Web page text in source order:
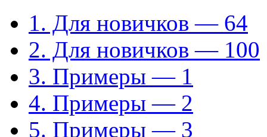
1. Для новичков — 64
2. Для новичков — 100
3. Примеры — 1
4. Примеры — 2
5. Примеры — 3